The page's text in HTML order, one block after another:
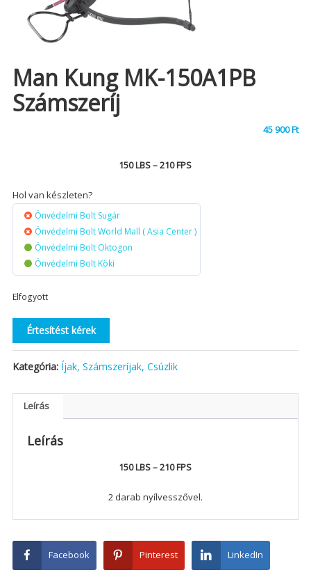
Man Kung MK-150A1PB
Számszeríj
45 900Ft
150 LBS – 210 FPS
Hol van készleten?
Önvédelmi Bolt Sugár
Önvédelmi Bolt World Mall ( Asia Center )
Önvédelmi Bolt Oktogon
Önvédelmi Bolt Köki
Elfogyott
Értesítést kérek
Kategória: Íjak, Számszeríjak, Csúzlik
Leírás
Leírás
150 LBS – 210 FPS
2 darab nyílvesszővel.
Facebook Pinterest LinkedIn